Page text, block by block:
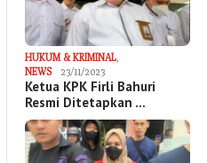
HUKUM & KRIMINAL
NEWS
23/11/2023
Ketua KPK Firli Bahuri
Resmi Ditetapkan …